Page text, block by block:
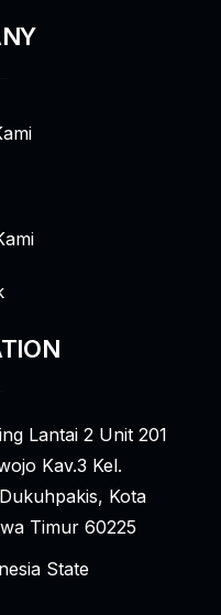
Lantai 2 Unit 201
Kav.3 Kel.
Kota
Timur 60225
State